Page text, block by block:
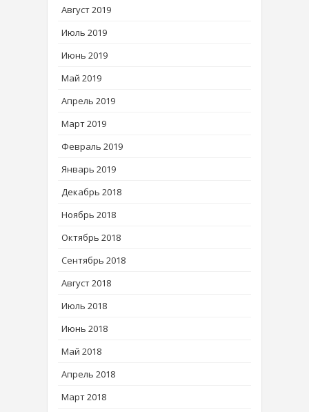
Август 2019
Июль 2019
Июнь 2019
Май 2019
Апрель 2019
Март 2019
Февраль 2019
Январь 2019
Декабрь 2018
Ноябрь 2018
Октябрь 2018
Сентябрь 2018
Август 2018
Июль 2018
Июнь 2018
Май 2018
Апрель 2018
Март 2018